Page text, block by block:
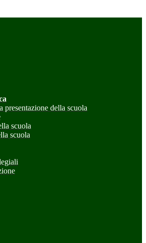
presentazione della scuola
scuola
scuola